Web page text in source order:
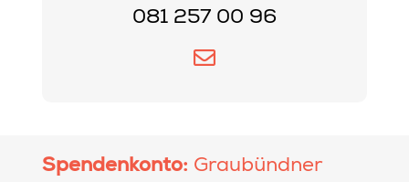
081 257 00 96
Spendenkonto: Graubündner